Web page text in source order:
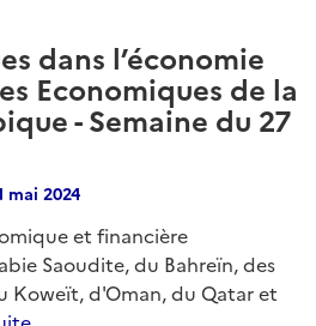
dans l’économie
Economiques de la
- Semaine du 27
mai 2024
et financière
Saoudite, du Bahreïn, des
Koweït, d'Oman, du Qatar et